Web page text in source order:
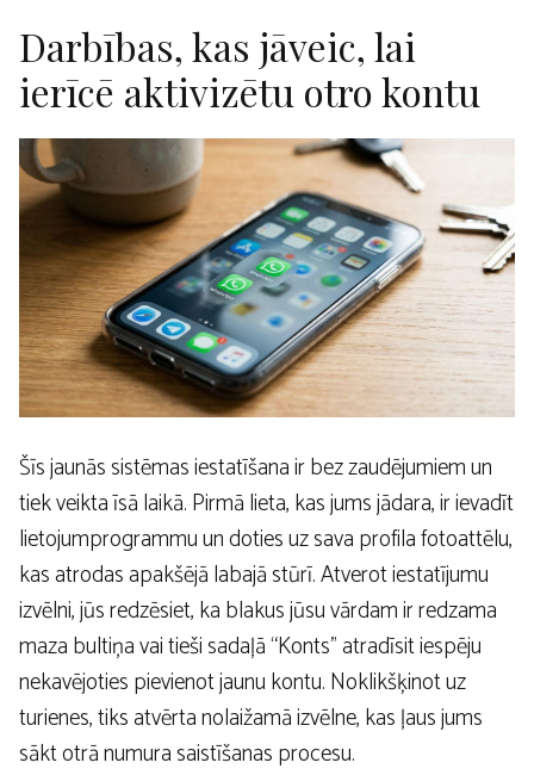
Darbības, kas jāveic, lai
ierīcē aktivizētu otro kontu
Šīs jaunās sistēmas iestatīšana ir bez zaudējumiem un
tiek veikta īsā laikā. Pirmā lieta, kas jums jādara, ir ievadīt
lietojumprogrammu un doties uz sava profila fotoattēlu,
kas atrodas apakšējā labajā stūrī. Atverot iestatījumu
izvēlni, jūs redzēsiet, ka blakus jūsu vārdam ir redzama
maza bultiņa vai tieši sadaļā “Konts” atradīsit iespēju
nekavējoties pievienot jaunu kontu. Noklikšķinot uz
turienes, tiks atvērta nolaižamā izvēlne, kas ļaus jums
sākt otrā numura saistīšanas procesu.